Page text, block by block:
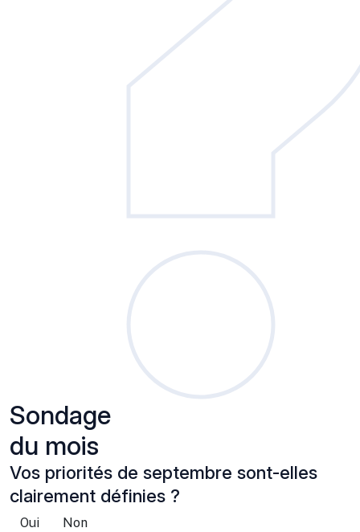
Sondage
du mois
Vos priorités de septembre sont-elles
clairement définies ?
Oui Non